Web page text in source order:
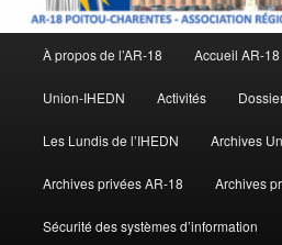
principal
À propos de l’AR-18 Accueil AR-18
Union-IHEDN Activités
Les Lundis de l’IHEDN Archives
Archives privées AR-18 Archives
Sécurité des systèmes d’information